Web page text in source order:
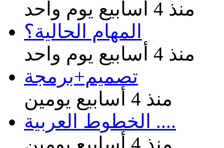
منذ 4 أسابيع يوم واحد
المهام الحالية؟
منذ 4 أسابيع يوم واحد
تصميم+برمجة
منذ 4 أسابيع يومين
الخطوط العربية ....